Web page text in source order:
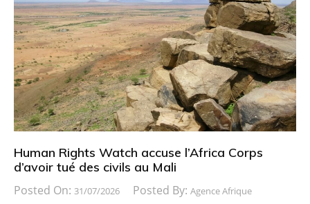
Human Rights Watch accuse l’Africa Corps
d’avoir tué des civils au Mali
Posted On: 31/07/2026 Posted By: Agence Afrique